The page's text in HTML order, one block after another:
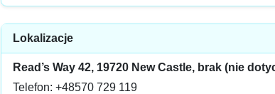
Lokalizacje
Read’s Way 42, 19720 New Castle, brak (nie
Telefon: +48570 729 119